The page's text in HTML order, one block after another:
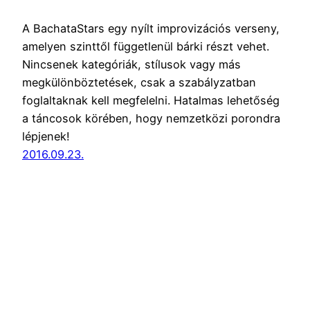
A BachataStars egy nyílt improvizációs verseny,
amelyen szinttől függetlenül bárki részt vehet.
Nincsenek kategóriák, stílusok vagy más
megkülönböztetések, csak a szabályzatban
foglaltaknak kell megfelelni. Hatalmas lehetőség
a táncosok körében, hogy nemzetközi porondra
lépjenek!
2016.09.23.